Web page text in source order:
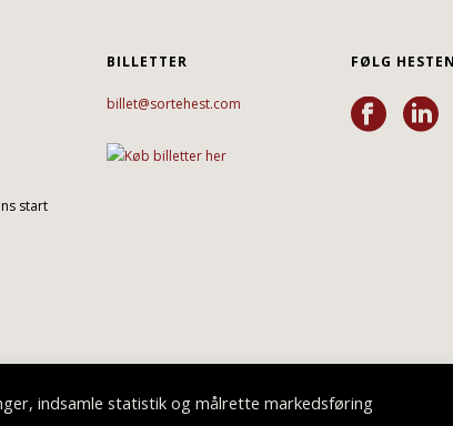
start
BILLETTER
billet@sortehest.com
FØLG
indsamle statistik og målrette markedsføring